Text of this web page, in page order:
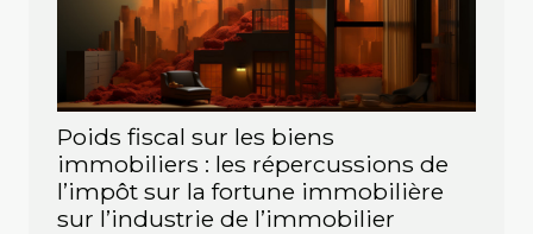
Poids fiscal sur les biens
immobiliers : les répercussions de
l’impôt sur la fortune immobilière
sur l’industrie de l’immobilier